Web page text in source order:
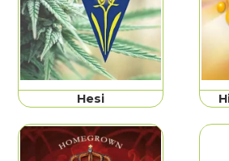
Hesi